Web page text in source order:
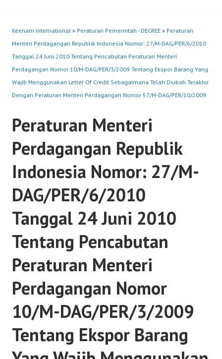
Keenam International » Peraturan Pemerintah - DECREE » Peraturan
Menteri Perdagangan Republik Indonesia Nomor: 27/M-DAG/PER/6/2010
Tanggal 24 Juni 2010 Tentang Pencabutan Peraturan Menteri
Perdagangan Nomor 10/M-DAG/PER/3/2009 Tentang Ekspor Barang Yang
Wajib Menggunakan Letter Of Credit Sebagaimana Telah Diubah Terakhir
Dengan Peraturan Menteri Perdagangan Nomor 57/M-DAG/PER/10/2009
Peraturan Menteri
Perdagangan Republik
Indonesia Nomor: 27/M-
DAG/PER/6/2010
Tanggal 24 Juni 2010
Tentang Pencabutan
Peraturan Menteri
Perdagangan Nomor
10/M-DAG/PER/3/2009
Tentang Ekspor Barang